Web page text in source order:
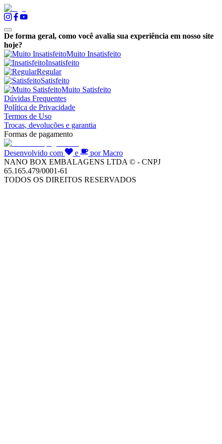
De forma geral, como você avalia sua experiência em nosso site
hoje?
Muito Insatisfeito
Insatisfeito
Regular
Satisfeito
Muito Satisfeito
Dúvidas Frequentes
Política de Privacidade
Termos de Uso
Trocas, devoluções e garantia
Formas de pagamento
Desenvolvido com e
por Macro
NANO BOX EMBALAGENS LTDA © - CNPJ
65.165.479/0001-61
TODOS OS DIREITOS RESERVADOS